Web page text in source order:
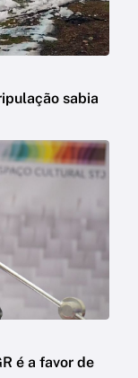
sabia
é a favor de